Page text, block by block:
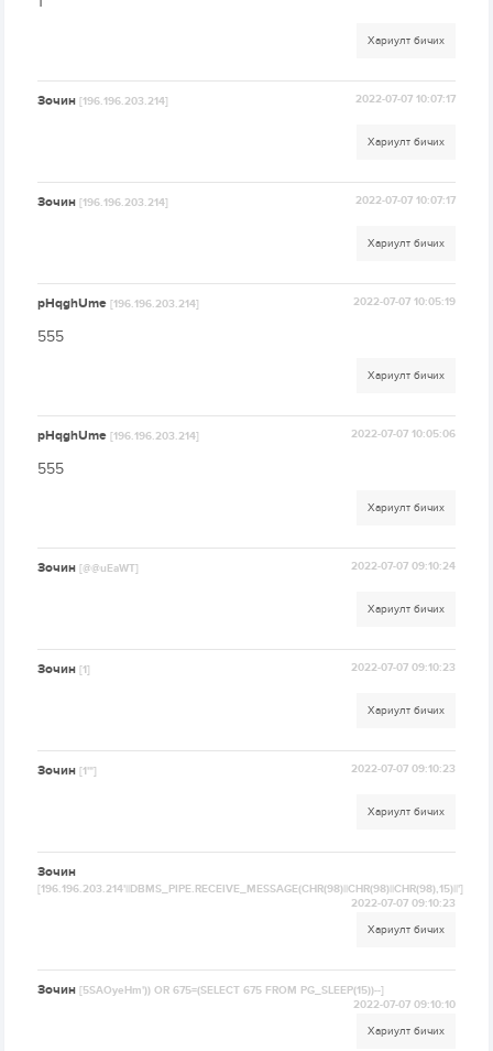
Хариулт бичих
Зочин[196.196.203.214] 2022-07-07 10:07:17
Хариулт бичих
Зочин[196.196.203.214] 2022-07-07 10:07:17
Хариулт бичих
pHqghUme[196.196.203.214] 2022-07-07 10:05:19
555
Хариулт бичих
pHqghUme[196.196.203.214] 2022-07-07 10:05:06
555
Хариулт бичих
Зочин[@@uEaWT] 2022-07-07 09:10:24
Хариулт бичих
Зочин[1] 2022-07-07 09:10:23
Хариулт бичих
Зочин[1'"] 2022-07-07 09:10:23
Хариулт бичих
Зочин
[196.196.203.214'||DBMS_PIPE.RECEIVE_MESSAGE(CHR(98)||CHR(98)||CHR(98),15)||']
2022-07-07 09:10:23
Хариулт бичих
Зочин[5SAOyeHm')) OR 675=(SELECT 675 FROM PG_SLEEP(15))--]
2022-07-07 09:10:10
Хариулт бичих